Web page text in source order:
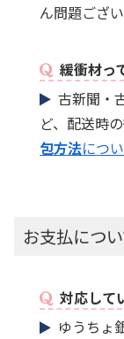
ん問題ござい
緩衝材っ
古新聞・
ど、配送時
包方法につ
お支払につ
対応して
ゆうちょ